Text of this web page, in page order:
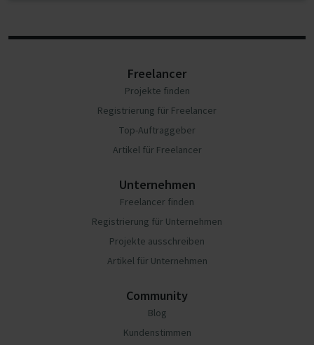
Freelancer
Projekte finden
Registrierung für Freelancer
Top-Auftraggeber
Artikel für Freelancer
Unternehmen
Freelancer finden
Registrierung für Unternehmen
Projekte ausschreiben
Artikel für Unternehmen
Community
Blog
Kundenstimmen